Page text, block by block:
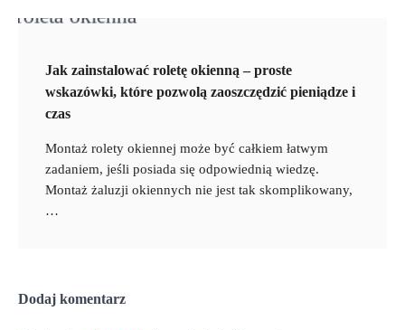
Jak zainstalować roletę okienną – proste
wskazówki, które pozwolą zaoszczędzić pieniądze i
czas
Montaż rolety okiennej może być całkiem łatwym
zadaniem, jeśli posiada się odpowiednią wiedzę.
Montaż żaluzji okiennych nie jest tak skomplikowany,
…
Dodaj komentarz